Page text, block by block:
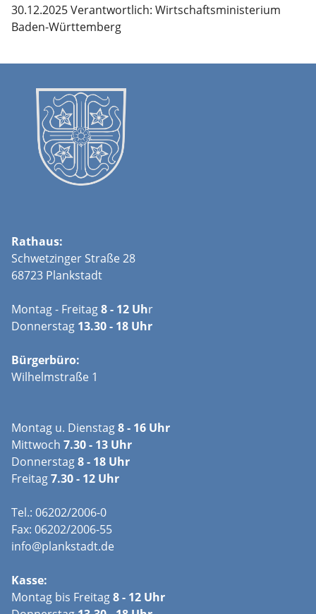
30.12.2025 Verantwortlich: Wirtschaftsministerium
Baden-Württemberg
Rathaus:
Schwetzinger Straße 28
68723 Plankstadt
Montag - Freitag8 - 12 Uhr
Donnerstag 13.30 - 18 Uhr
Bürgerbüro:
Wilhelmstraße 1
Montag u. Dienstag8 - 16 Uhr
Mittwoch 7.30 - 13 Uhr
Donnerstag8 - 18 Uhr
Freitag7.30 - 12 Uhr
Tel.: 06202/2006-0
Fax: 06202/2006-55
info@plankstadt.de
Kasse:
Montag bis Freitag8 - 12 Uhr